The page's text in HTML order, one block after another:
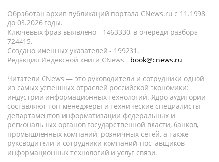
Обработан архив публикаций портала CNews.ru c 11.1998
до 08.2026 годы.
Ключевых фраз выявлено - 1463330, в очереди разбора -
724415.
Создано именных указателей - 199231.
Редакция Индексной книги CNews - book@cnews.ru
Читатели CNews — это руководители и сотрудники одной
из самых успешных отраслей российской экономики:
индустрии информационных технологий. Ядро аудитории
составляют топ-менеджеры и технические специалисты
департаментов информатизации федеральных и
региональных органов государственной власти, банков,
промышленных компаний, розничных сетей, а также
руководители и сотрудники компаний-поставщиков
информационных технологий и услуг связи.